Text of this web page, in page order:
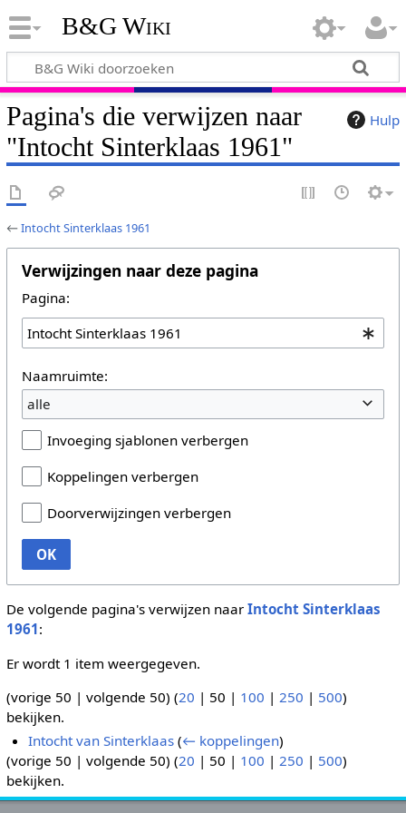
B&G Wiki
Hulp
Pagina's die verwijzen naar
"Intocht Sinterklaas 1961"
←Intocht Sinterklaas 1961
Verwijzingen naar deze pagina
Pagina:
Naamruimte:
alle
Invoeging sjablonen verbergen
Koppelingen verbergen
Doorverwijzingen verbergen
OK
De volgende pagina's verwijzen naar Intocht Sinterklaas
1961:
Er wordt 1 item weergegeven.
(vorige 50 | volgende 50) (20 | 50 | 100 | 250 | 500)
bekijken.
Intocht van Sinterklaas (← koppelingen)
(vorige 50 | volgende 50) (20 | 50 | 100 | 250 | 500)
bekijken.